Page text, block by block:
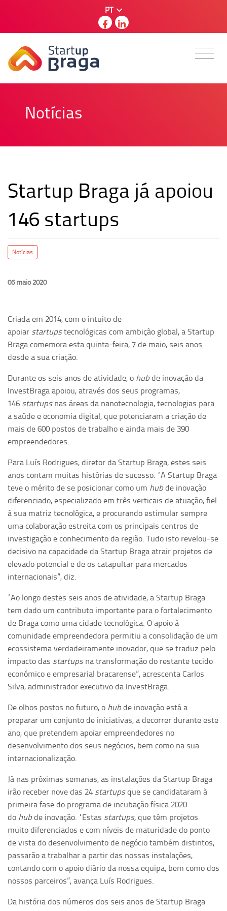
PT
Notícias
Startup Braga já apoiou
146 startups
Notícias
06 maio 2020
Criada em 2014, com o intuito de
apoiar startupstecnológicas com ambição global, a Startup
Braga comemora esta quinta-feira, 7 de maio, seis anos
desde a sua criação.
Durante os seis anos de atividade, o hubde inovação da
InvestBraga apoiou, através dos seus programas,
146 startupsnas áreas da nanotecnologia, tecnologias para
a saúde e economia digital, que potenciaram a criação de
mais de 600 postos de trabalho e ainda mais de 390
empreendedores.
Para Luís Rodrigues, diretor da Startup Braga, estes seis
anos contam muitas histórias de sucesso. “A Startup Braga
teve o mérito de se posicionar como um hubde inovação
diferenciado, especializado em três verticais de atuação, fiel
à sua matriz tecnológica, e procurando estimular sempre
uma colaboração estreita com os principais centros de
investigação e conhecimento da região. Tudo isto revelou-se
decisivo na capacidade da Startup Braga atrair projetos de
elevado potencial e de os catapultar para mercados
internacionais”, diz.
“Ao longo destes seis anos de atividade, a Startup Braga
tem dado um contributo importante para o fortalecimento
de Braga como uma cidade tecnológica. O apoio à
comunidade empreendedora permitiu a consolidação de um
ecossistema verdadeiramente inovador, que se traduz pelo
impacto das startupsna transformação do restante tecido
económico e empresarial bracarense”, acrescenta Carlos
Silva, administrador executivo da InvestBraga.
De olhos postos no futuro, o hubde inovação está a
preparar um conjunto de iniciativas, a decorrer durante este
ano, que pretendem apoiar empreendedores no
desenvolvimento dos seus negócios, bem como na sua
internacionalização.
Já nas próximas semanas, as instalações da Startup Braga
irão receber nove das 24startupsque se candidataram à
primeira fase do programa de incubação física 2020
do hubde inovação. “Estas startups,que têm projetos
muito diferenciados e com níveis de maturidade do ponto
de vista do desenvolvimento de negócio também distintos,
passarão a trabalhar a partir das nossas instalações,
contando com o apoio diário da nossa equipa, bem como dos
nossos parceiros”, avança Luís Rodrigues.
Da história dos números dos seis anos de Startup Braga